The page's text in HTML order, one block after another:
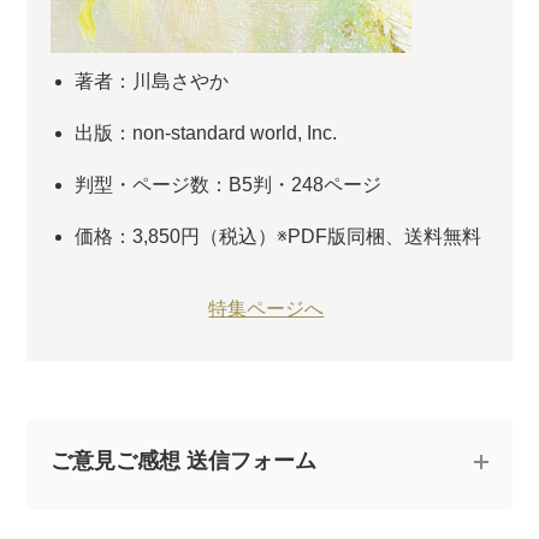
著者：川島さやか
出版：non-standard world, Inc.
判型・ページ数：B5判・248ページ
価格：3,850円（税込）※PDF版同梱、送料無料
特集ページへ
ご意見ご感想 送信フォーム